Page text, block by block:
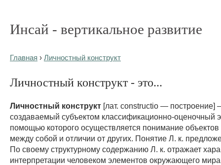
Инсай - вертикальное развитие
Главная › Личностный конструкт
Личностный конструкт - это...
Личностный конструкт [лат. constructio — построение]
создаваемый субъектом классификационно-оценочный
помощью которого осуществляется понимание объектов
между собой и отличии от других. Понятие Л. к.
По своему структурному содержанию Л. к. отражает
интерпретации человеком элементов окружающего